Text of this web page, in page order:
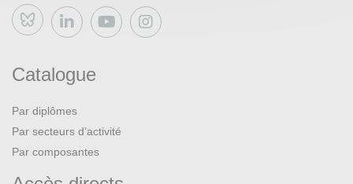
Bluesky
Catalogue
Par diplômes
Par secteurs d’activité
Par composantes